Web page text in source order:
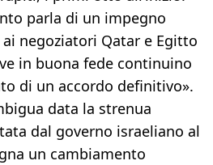
parla di un impegno
negoziatori Qatar e Egitto
in buona fede continuino
di un accordo definitivo».
data la strenua
dal governo israeliano al
un cambiamento